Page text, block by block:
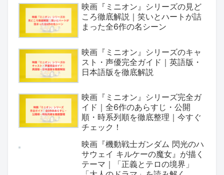
映画『ミニオン』シリーズの見ど
ころ徹底解説｜笑いとハートが詰
まった全6作の名シーン
映画『ミニオン』シリーズのキャ
スト・声優完全ガイド｜英語版・
日本語版を徹底解説
映画『ミニオン』シリーズ完全ガ
イド｜全6作のあらすじ・公開
順・時系列順を徹底整理｜今すぐ
チェック！
映画『機動戦士ガンダム 閃光のハ
サウェイ キルケーの魔女』が描く
テーマ｜「正義とテロの境界」